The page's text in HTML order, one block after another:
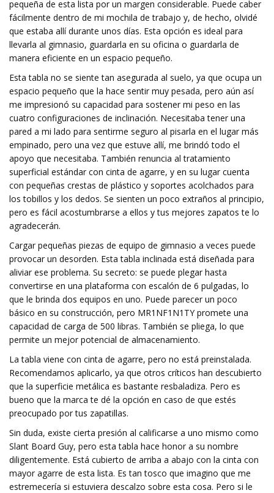
pequeña de esta lista por un margen considerable. Puede caber
fácilmente dentro de mi mochila de trabajo y, de hecho, olvidé
que estaba allí durante unos días. Esta opción es ideal para
llevarla al gimnasio, guardarla en su oficina o guardarla de
manera eficiente en un espacio pequeño.
Esta tabla no se siente tan asegurada al suelo, ya que ocupa un
espacio pequeño que la hace sentir muy pesada, pero aún así
me impresionó su capacidad para sostener mi peso en las
cuatro configuraciones de inclinación. Necesitaba tener una
pared a mi lado para sentirme seguro al pisarla en el lugar más
empinado, pero una vez que estuve allí, me brindó todo el
apoyo que necesitaba. También renuncia al tratamiento
superficial estándar con cinta de agarre, y en su lugar cuenta
con pequeñas crestas de plástico y soportes acolchados para
los tobillos y los dedos. Se sienten un poco extraños al principio,
pero es fácil acostumbrarse a ellos y tus mejores zapatos te lo
agradecerán.
Cargar pequeñas piezas de equipo de gimnasio a veces puede
provocar un desorden. Esta tabla inclinada está diseñada para
aliviar ese problema. Su secreto: se puede plegar hasta
convertirse en una plataforma con escalón de 6 pulgadas, lo
que le brinda dos equipos en uno. Puede parecer un poco
básico en su construcción, pero MR1NF1N1TY promete una
capacidad de carga de 500 libras. También se pliega, lo que
permite un mejor potencial de almacenamiento.
La tabla viene con cinta de agarre, pero no está preinstalada.
Recomendamos aplicarlo, ya que otros críticos han descubierto
que la superficie metálica es bastante resbaladiza. Pero es
bueno que la marca te dé la opción en caso de que estés
preocupado por tus zapatillas.
Sin duda, existe cierta presión al calificarse a uno mismo como
Slant Board Guy, pero esta tabla hace honor a su nombre
diligentemente. Está cubierto de arriba a abajo con la cinta con
mayor agarre de esta lista. Es tan tosco que imagino que me
estremecería si estuviera descalzo sobre esta cosa. Pero si le